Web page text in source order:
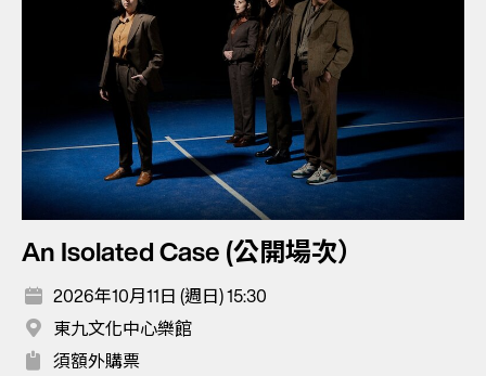
An Isolated Case (公開場次）
2026年10月11日 (週日) 15:30
東九文化中心樂館
須額外購票